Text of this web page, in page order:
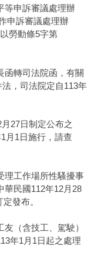
等申訴審議處理辦
申訴審議處理辦
勞動條5字第
函轉司法院函，有關
，司法院定自113年
27日制定公布之
月1日施行，請查
理工作場所性騷擾事
華民國112年12月28
發布。
（含技工、駕駛）
年1月1日起之處理